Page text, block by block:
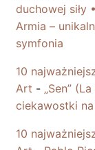
duchowej siły
Armia –
symfonia
10
Art - „Sen”
ciekawostki
10